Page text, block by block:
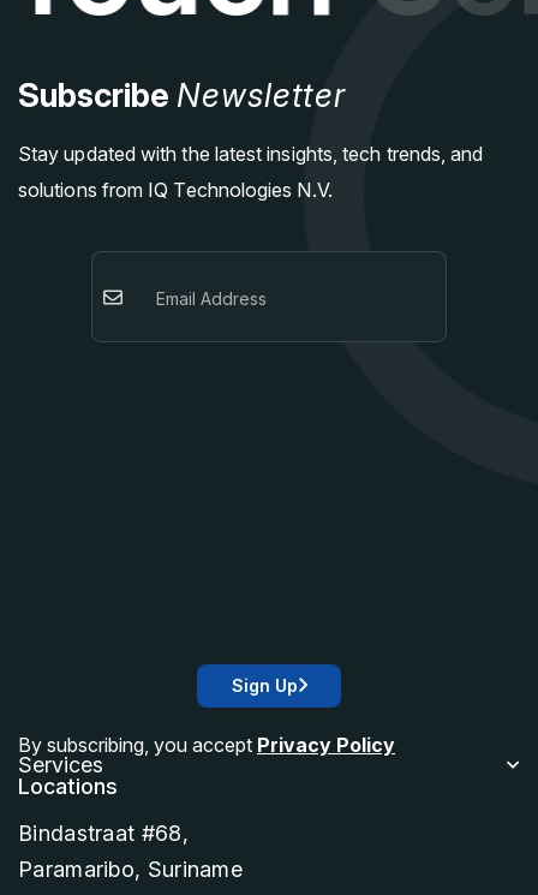
Subscribe Newsletter
Stay updated with the latest insights, tech trends, and
solutions from IQ Technologies N.V.
Sign Up
By subscribing, you accept Privacy Policy
Services
Locations
Bindastraat #68,
Paramaribo, Suriname